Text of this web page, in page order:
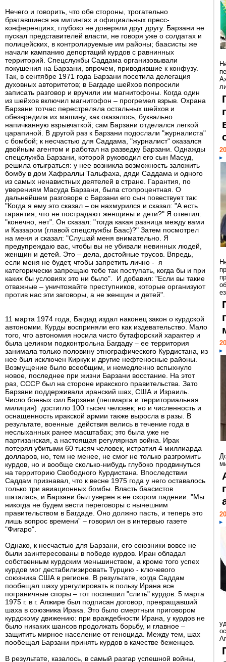
Нечего и говорить, что обе стороны, трогательно
братавшиеся на митингах и официальных пресс-
конференциях, глубоко не доверяли друг другу. Барзани не
пускал представителей власти, не говоря уже о солдатах и
полицейских, в контролируемые им районы; баасисты же
начали кампанию депортаций курдов с равнинных
территорий. Спецслужбы Саддама организовывали
покушения на Барзани, впрочем, приводившие к конфузу.
Так, в сентябре 1971 года Барзани посетила делегация
духовных авторитетов; в Багдаде шейхов попросили
записать разговор и вручили им магнитофоны. Когда один
из шейхов включил магнитофон – прогремел взрыв. Охрана
Барзани тотчас перестреляла остальных шейхов и
обезвредила их машину, как оказалось, буквально
напичканную взрывчаткой; сам Барзани отделался легкой
царапиной. В другой раз к Барзани подослали "журналиста"
с бомбой; к несчастью для Саддама, "журналист" оказался
двойным агентом и работал на разведку Барзани. Однажды
спецслужба Барзани, которой руководил его сын Масуд,
решила отыграться: у нее возникла возможность заложить
бомбу в дом Хафраллы Тальфаха, дяди Саддама и одного
из самых ненавистных деятелей в стране. Гарантия, по
уверениям Масуда Барзани, была стопроцентная. О
дальнейшем разговоре с Барзани его сын повествует так:
"Когда я ему это сказал – он нахмурился и сказал: "А есть
гарантия, что не пострадают женщины и дети?" Я ответил:
"конечно, нет". Он сказал: "тогда какая разница между вами
и Каззаром (главой спецслужбы Баас)?" Затем посмотрел
на меня и сказал: "Слушай меня внимательно. Я
предупреждаю вас, чтобы вы не убивали невинных людей,
женщин и детей. Это – дела, достойные трусов. Впредь,
если меня не будет, чтобы запретить лично - я
категорически запрещаю тебе так поступать, когда бы и при
каких бы условиях это ни было". И добавил: "Если вы такие
отважные – уничтожайте преступников, которые организуют
против нас эти заговоры, а не женщин и детей".
11 марта 1974 года, Багдад издал наконец закон о курдской
автономии. Курды восприняли его как издевательство. Мало
того, что автономия носила чисто бутафорский характер и
была целиком подконтрольна Багдаду – ее территория
занимала только половину этнографического Курдистана, из
нее был исключен Киркук и другие нефтеносные районы.
Возмущение было всеобщим, и немедленно вспыхнуло
новое, последнее при жизни Барзани восстание. На этот
раз, СССР был на стороне иракского правительства. Зато
Барзани поддерживали иранский шах, США и Израиль.
Число боевых сил Барзани (пешмарга и территориальная
милиция) достигло 100 тысяч человек; но и численность и
оснащенность иракской армии также выросла в разы. В
результате, военные действия велись в течение года в
неслыханных ранее масштабах; это была уже не
партизанская, а настоящая регулярная война. Ирак
потерял убитыми 60 тысяч человек, истратил 4 миллиарда
долларов, но, тем не менее, не смог не только разгромить
курдов, но и вообще сколько-нибудь глубоко продвинуться
на территорию Свободного Курдистана. Впоследствии
Саддам признавал, что к весне 1975 года у него оставалось
только три авиационных бомбы. Власть баасистов
шаталась, и Барзани был уверен в ее скором падении. "Мы
никогда не будем вести переговоры с нынешним
правительством в Багдаде. Оно должно пасть, и теперь это
лишь вопрос времени” – говорил он в интервью газете
"Фигаро".
Однако, к несчастью для Барзани, его союзники вовсе не
были заинтересованы в победе курдов. Иран обладал
собственным курдским меньшинством, а кроме того успех
курдов мог дестабилизировать Турцию - ключевого
союзника США в регионе. В результате, когда Саддам
пообещал шаху урегулировать в пользу Ирана все
пограничные споры – тот поспешил "слить" курдов. 5 марта
1975 г. в г. Алжире был подписан договор, превращавший
шаха в союзника Ирака. Это было смертным приговором
курдскому движению: при враждебности Ирана, у курдов не
было никаких шансов продолжать борьбу, и главное –
защитить мирное население от геноцида. Между тем, шах
пообещал Барзани принять курдов в качестве беженцев.
В результате, казалось, в самый разгар успешной войны,